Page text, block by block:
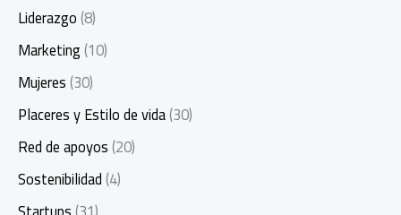
Liderazgo(8)
Marketing(10)
Mujeres(30)
Placeres y Estilo de vida(30)
Red de apoyos(20)
Sostenibilidad(4)